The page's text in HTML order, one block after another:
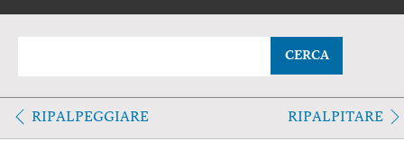
CERCA
RIPALPEGGIARE RIPALPITARE